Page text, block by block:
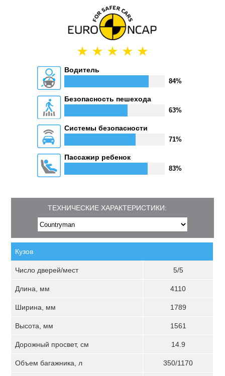
Водитель
84%
Безопасность пешехода
63%
Системы безопасности
71%
Пассажир ребенок
83%
ТЕХНИЧЕСКИЕ ХАРАКТЕРИСТИКИ:
Кузов
Число дверей/мест 5/5
Длина, мм 4110
Ширина, мм 1789
Высота, мм 1561
Дорожный просвет, см 14.9
Объем багажника, л 350/1170